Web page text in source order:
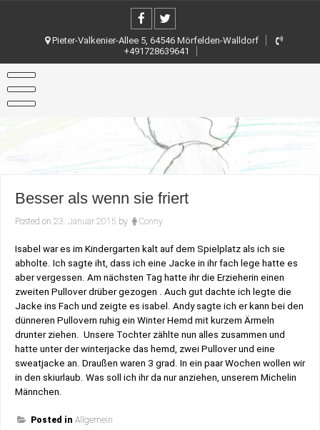
Pieter-Valkenier-Allee 5, 64546 Mörfelden-Walldorf
+491728639641
Besser als wenn sie friert
Posted on 23. Januar 2015 by Conny
Isabel war es im Kindergarten kalt auf dem Spielplatz als ich sie
abholte. Ich sagte iht, dass ich eine Jacke in ihr fach lege hatte es
aber vergessen. Am nächsten Tag hatte ihr die Erzieherin einen
zweiten Pullover drüber gezogen . Auch gut dachte ich legte die
Jacke ins Fach und zeigte es isabel. Andy sagte ich er kann bei den
dünneren Pullovern ruhig ein Winter Hemd mit kurzem Ärmeln
drunter ziehen. Unsere Tochter zählte nun alles zusammen und
hatte unter der winterjacke das hemd, zwei Pullover und eine
sweatjacke an. Draußen waren 3 grad. In ein paar Wochen wollen wir
in den skiurlaub. Was soll ich ihr da nur anziehen, unserem Michelin
Männchen.
Posted in Allgemein